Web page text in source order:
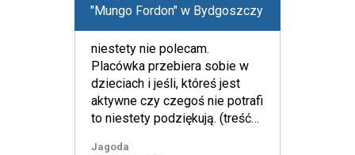
"Mungo Fordon" w Bydgoszczy
niestety nie polecam.
Placówka przebiera sobie w
dzieciach i jeśli, któreś jest
aktywne czy czegoś nie potrafi
to niestety podziękują. (treść
Jagoda